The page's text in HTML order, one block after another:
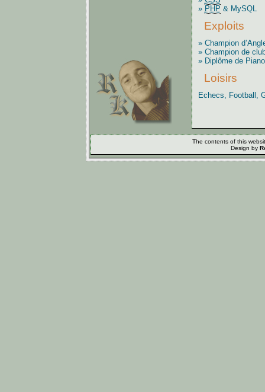
» PHP & MySQL
Exploits
» Champion
» Champion de
» Diplôme de
Loisirs
Echecs, Football,
The contents of this
Design by